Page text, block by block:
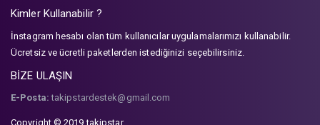
Kimler Kullanabilir ?
İnstagram hesabı olan tüm kullanıcılar uygulamalarımızı kullanabilir.
Ücretsiz ve ücretli paketlerden istediğinizi seçebilirsiniz.
BİZE ULAŞIN
E-Posta: takipstardestek@gmail.com
Copyright © 2019 takipstar.